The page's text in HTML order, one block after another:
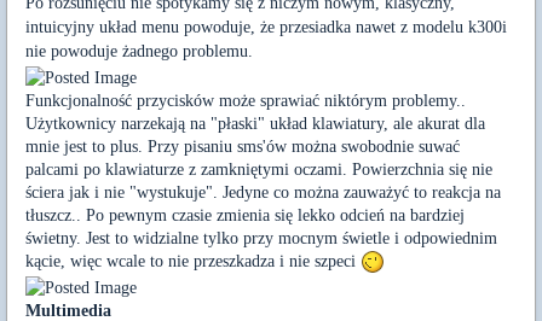
intuicyjny układ menu powoduje, że przesiadka nawet z modelu k300i
nie powoduje żadnego problemu.
Funkcjonalność przycisków może sprawiać niktórym problemy..
Użytkownicy narzekają na "płaski" układ klawiatury, ale akurat dla
mnie jest to plus. Przy pisaniu sms'ów można swobodnie suwać
palcami po klawiaturze z zamkniętymi oczami. Powierzchnia się nie
ściera jak i nie "wystukuje". Jedyne co można zauważyć to reakcja na
tłuszcz.. Po pewnym czasie zmienia się lekko odcień na bardziej
świetny. Jest to widzialne tylko przy mocnym świetle i odpowiednim
kącie, więc wcale to nie przeszkadza i nie szpeci
Multimedia